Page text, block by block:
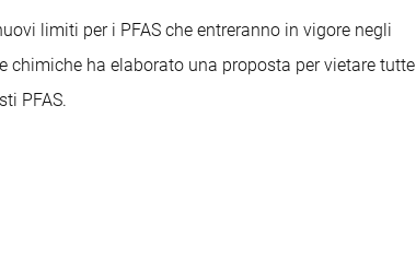
limiti per i PFAS che entreranno in vigore negli
chimiche ha elaborato una proposta per vietare tutte
PFAS.